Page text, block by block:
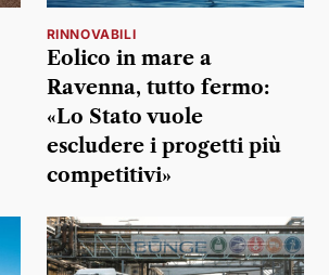
RINNOVABILI
Eolico in mare a
Ravenna, tutto fermo:
«Lo Stato vuole
escludere i progetti più
competitivi»